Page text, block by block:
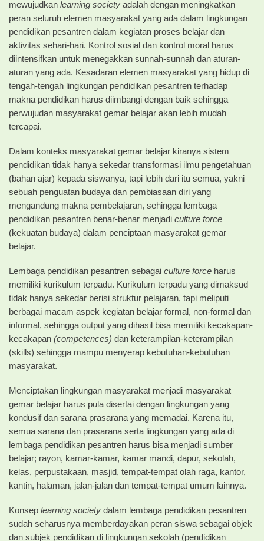
mewujudkan learning society adalah dengan meningkatkan
peran seluruh elemen masyarakat yang ada dalam lingkungan
pendidikan pesantren dalam kegiatan proses belajar dan
aktivitas sehari-hari. Kontrol sosial dan kontrol moral harus
diintensifkan untuk menegakkan sunnah-sunnah dan aturan-
aturan yang ada. Kesadaran elemen masyarakat yang hidup di
tengah-tengah lingkungan pendidikan pesantren terhadap
makna pendidikan harus diimbangi dengan baik sehingga
perwujudan masyarakat gemar belajar akan lebih mudah
tercapai.
Dalam konteks masyarakat gemar belajar kiranya sistem
pendidikan tidak hanya sekedar transformasi ilmu pengetahuan
(bahan ajar) kepada siswanya, tapi lebih dari itu semua, yakni
sebuah penguatan budaya dan pembiasaan diri yang
mengandung makna pembelajaran, sehingga lembaga
pendidikan pesantren benar-benar menjadi culture force
(kekuatan budaya) dalam penciptaan masyarakat gemar
belajar.
Lembaga pendidikan pesantren sebagai culture force harus
memiliki kurikulum terpadu. Kurikulum terpadu yang dimaksud
tidak hanya sekedar berisi struktur pelajaran, tapi meliputi
berbagai macam aspek kegiatan belajar formal, non-formal dan
informal, sehingga output yang dihasil bisa memiliki kecakapan-
kecakapan (competences) dan keterampilan-keterampilan
(skills) sehingga mampu menyerap kebutuhan-kebutuhan
masyarakat.
Menciptakan lingkungan masyarakat menjadi masyarakat
gemar belajar harus pula disertai dengan lingkungan yang
kondusif dan sarana prasarana yang memadai. Karena itu,
semua sarana dan prasarana serta lingkungan yang ada di
lembaga pendidikan pesantren harus bisa menjadi sumber
belajar; rayon, kamar-kamar, kamar mandi, dapur, sekolah,
kelas, perpustakaan, masjid, tempat-tempat olah raga, kantor,
kantin, halaman, jalan-jalan dan tempat-tempat umum lainnya.
Konsep learning society dalam lembaga pendidikan pesantren
sudah seharusnya memberdayakan peran siswa sebagai objek
dan subjek pendidikan di lingkungan sekolah (pendidikan